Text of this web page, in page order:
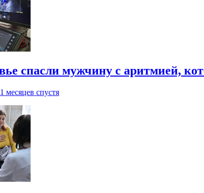
спасли мужчину с аритмией,
месяцев спустя